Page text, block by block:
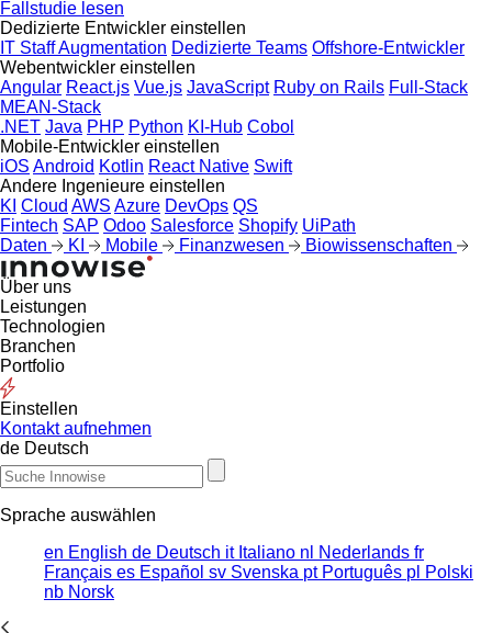
Fallstudie lesen
Dedizierte Entwickler einstellen
IT Staff Augmentation Dedizierte Teams Offshore-Entwickler
Webentwickler einstellen
Angular React.js Vue.js JavaScript Ruby on Rails Full-Stack
MEAN-Stack
.NET Java PHP Python KI-Hub Cobol
Mobile-Entwickler einstellen
iOS Android Kotlin React Native Swift
Andere Ingenieure einstellen
KI Cloud AWS Azure DevOps QS
Fintech SAP Odoo Salesforce Shopify UiPath
Daten
KI Mobile Finanzwesen Biowissenschaften
Über uns
Leistungen
Technologien
Branchen
Portfolio
Einstellen
Kontakt aufnehmen
de Deutsch
Sprache auswählen
en English de Deutsch itItaliano nl Nederlands fr
Français es Español sv Svenska ptPortuguês pl Polski
nb Norsk